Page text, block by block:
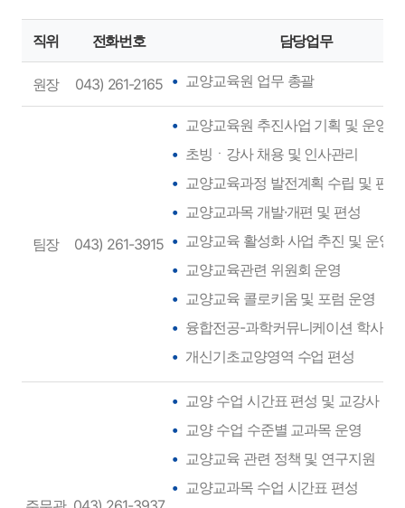
직위 전화번호 담당업무
원장 043) 261-2165 교양교육원 업무 총괄
팀장 043) 261-3915
교양교육원 추진사업 기획 및 운영
초빙ㆍ강사 채용 및 인사관리
교양교육과정 발전계획 수립 및 편
교양교과목 개발·개편 및 편성
교양교육 활성화 사업 추진 및 운영
교양교육관련 위원회 운영
교양교육 콜로키움 및 포럼 운영
융합전공-과학커뮤니케이션 학사관
개신기초교양영역 수업 편성
교양 수업 시간표 편성 및 교강사 수
교양 수업 수준별 교과목 운영
교양교육 관련 정책 및 연구지원
교양교과목 수업 시간표 편성